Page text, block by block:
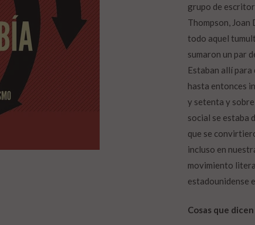
grupo de
Thompson, Joan
todo aquel
sumaron un par
Estaban allí
hasta entonces
y setenta y
social se estaba
que se
incluso en
movimiento
estadounidense
Cosas que